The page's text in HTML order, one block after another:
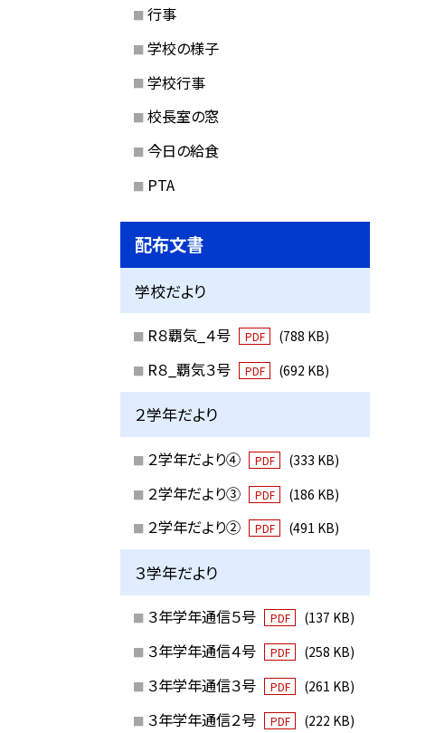
行事
学校の様子
学校行事
校長室の窓
今日の給食
PTA
配布文書
学校だより
R８覇気_４号 PDF (788 KB)
R８_覇気３号 PDF (692 KB)
２学年だより
２学年だより④ PDF (333 KB)
２学年だより③ PDF (186 KB)
２学年だより② PDF (491 KB)
３学年だより
３年学年通信５号 PDF (137 KB)
３年学年通信４号 PDF (258 KB)
３年学年通信３号 PDF (261 KB)
３年学年通信２号 PDF (222 KB)